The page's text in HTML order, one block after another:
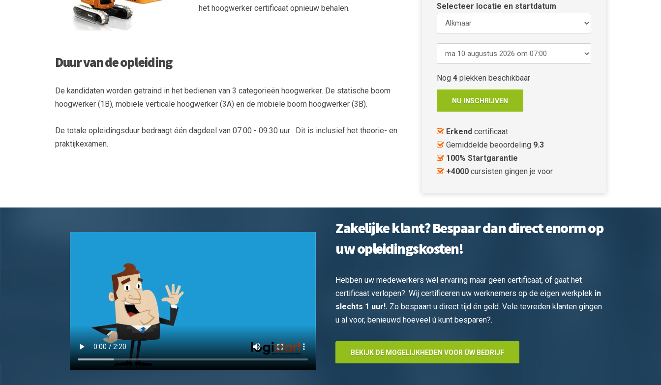
het hoogwerker certificaat opnieuw behalen.
Duur van de opleiding
De kandidaten worden getraind in het bedienen van 3 categorieën hoogwerker. De statische boom
hoogwerker (1B), mobiele verticale hoogwerker (3A) en de mobiele boom hoogwerker (3B).
De totale opleidingsduur bedraagt één dagdeel van 07.00 - 09.30 uur . Dit is inclusief het theorie- en
praktijkexamen.
Selecteer locatie en startdatum
Nog4 plekken beschikbaar
Erkendcertificaat
Gemiddelde beoordeling 9.3
100% Startgarantie
+4000 cursisten gingen je voor
Zakelijke klant? Bespaar dan direct enorm op
uw opleidingskosten!
Hebben uw medewerkers wél ervaring maar geen certificaat, of gaat het
certificaat verlopen?. Wij certificeren uw werknemers op de eigen werkplek in
slechts 1 uur!. Zo bespaart u direct tijd én geld. Vele tevreden klanten gingen
u al voor, benieuwd hoeveel ú kunt besparen?.
BEKIJK DE MOGELIJKHEDEN VOOR ÚW BEDRIJF